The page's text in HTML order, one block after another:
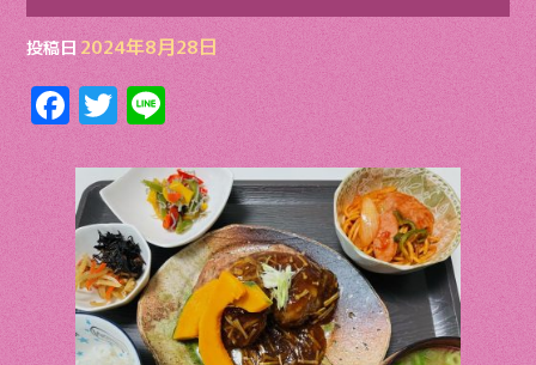
投稿日 2024年8月28日
F
ac
e
b
o
o
k
T
w
itt
er
Li
n
e